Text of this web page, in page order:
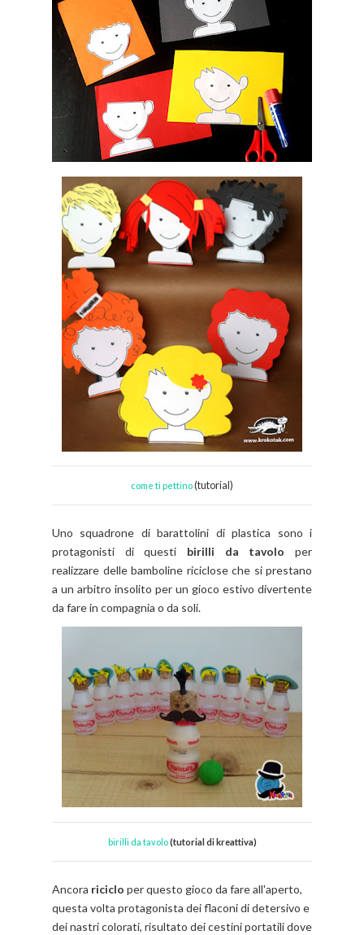
come ti pettino(tutorial)
Uno squadrone di barattolini di plastica sono i
protagonisti di questi birilli da tavolo per
realizzare delle bamboline riciclose che si prestano
a un arbitro insolito per un gioco estivo divertente
da fare in compagnia o da soli.
birilli da tavolo(tutorial di kreattiva)
Ancora riciclo per questo gioco da fare all'aperto,
questa volta protagonista dei flaconi di detersivo e
dei nastri colorati, risultato dei cestini portatili dove